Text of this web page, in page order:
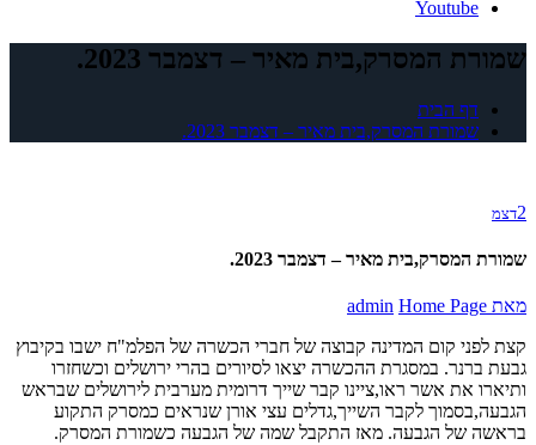
Youtube
שמורת המסרק,בית מאיר – דצמבר 2023.
דף הבית
שמורת המסרק,בית מאיר – דצמבר 2023.
2דצמ
שמורת המסרק,בית מאיר – דצמבר 2023.
מאת admin Home Page
קצת לפני קום המדינה קבוצה של חברי הכשרה של הפלמ"ח ישבו בקיבוץ
גבעת ברנר. במסגרת ההכשרה יצאו לסיורים בהרי ירושלים וכשחזרו
ותיארו את אשר ראו,ציינו קבר שייך דרומית מערבית לירושלים שבראש
הגבעה,בסמוך לקבר השייך,גדלים עצי אורן שנראים כמסרק התקוע
בראשה של הגבעה. מאז התקבל שמה של הגבעה כשמורת המסרק.